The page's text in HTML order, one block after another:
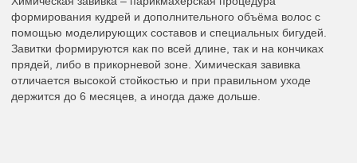
формирования кудрей и дополнительного объёма волос с
помощью моделирующих составов и специальных бигудей.
Завитки формируются как по всей длине, так и на кончиках
прядей, либо в прикорневой зоне. Химическая завивка
отличается высокой стойкостью и при правильном уходе
держится до 6 месяцев, а иногда даже дольше.